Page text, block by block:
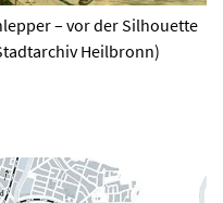
– vor der Silhouette
Heilbronn)